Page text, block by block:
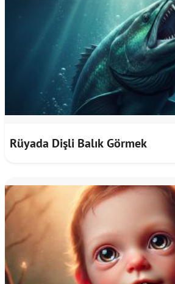
Rüyada Dişli Balık Görmek